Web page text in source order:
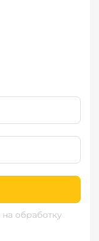
на обработку